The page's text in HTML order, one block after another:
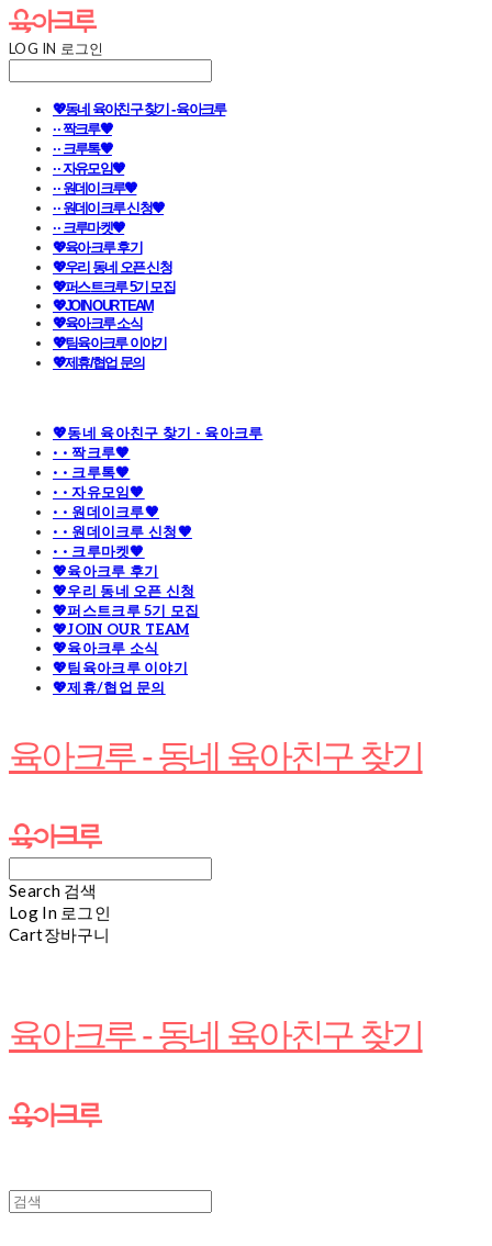
LOG IN 로그인
💖동네 육아친구 찾기 - 육아크루
· · 짝크루🧡
· · 크루톡🧡
· · 자유모임🧡
· · 원데이크루🧡
· · 원데이크루 신청🧡
· · 크루마켓🧡
💖육아크루 후기
💖우리 동네 오픈 신청
💖퍼스트크루 5기 모집
💖JOIN OUR TEAM
💖육아크루 소식
💖팀육아크루 이야기
💖제휴/협업 문의
💖동네 육아친구 찾기 - 육아크루
· · 짝크루🧡
· · 크루톡🧡
· · 자유모임🧡
· · 원데이크루🧡
· · 원데이크루 신청🧡
· · 크루마켓🧡
💖육아크루 후기
💖우리 동네 오픈 신청
💖퍼스트크루 5기 모집
💖JOIN OUR TEAM
💖육아크루 소식
💖팀육아크루 이야기
💖제휴/협업 문의
육아크루 - 동네 육아친구 찾기
Search 검색
Log In 로그인
Cart장바구니
육아크루 - 동네 육아친구 찾기